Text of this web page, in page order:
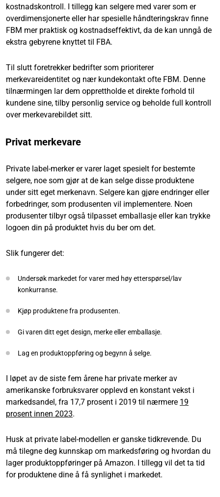
kostnadskontroll. I tillegg kan selgere med varer som er
overdimensjonerte eller har spesielle håndteringskrav finne
FBM mer praktisk og kostnadseffektivt, da de kan unngå de
ekstra gebyrene knyttet til FBA.
Til slutt foretrekker bedrifter som prioriterer
merkevareidentitet og nær kundekontakt ofte FBM. Denne
tilnærmingen lar dem opprettholde et direkte forhold til
kundene sine, tilby personlig service og beholde full kontroll
over merkevarebildet sitt.
Privat merkevare
Private label-merker er varer laget spesielt for bestemte
selgere, noe som gjør at de kan selge disse produktene
under sitt eget merkenavn. Selgere kan gjøre endringer eller
forbedringer, som produsenten vil implementere. Noen
produsenter tilbyr også tilpasset emballasje eller kan trykke
logoen din på produktet hvis du ber om det.
Slik fungerer det:
Undersøk markedet for varer med høy etterspørsel/lav
konkurranse.
Kjøp produktene fra produsenten.
Gi varen ditt eget design, merke eller emballasje.
Lag en produktoppføring og begynn å selge.
I løpet av de siste fem årene har private merker av
amerikanske forbruksvarer opplevd en konstant vekst i
markedsandel, fra 17,7 prosent i 2019 til nærmere 19
prosent innen 2023.
Husk at private label-modellen er ganske tidkrevende. Du
må tilegne deg kunnskap om markedsføring og hvordan du
lager produktoppføringer på Amazon. I tillegg vil det ta tid
for produktene dine å få synlighet i markedet.